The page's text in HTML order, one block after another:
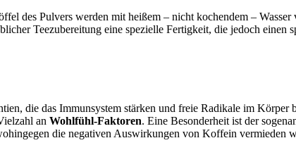
des Pulvers werden mit heißem – nicht kochendem –
Teezubereitung eine spezielle Fertigkeit, die jedoch einen
die das Immunsystem stärken und freie Radikale im
an Wohlfühl-Faktoren. Eine Besonderheit ist der
die negativen Auswirkungen von Koffein vermieden